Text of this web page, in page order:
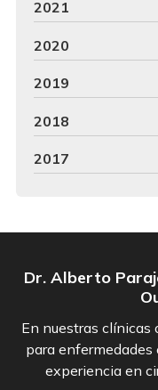
2021
2020
2019
2018
2017
Dr. Alberto
En nuestras
para
experiencia en